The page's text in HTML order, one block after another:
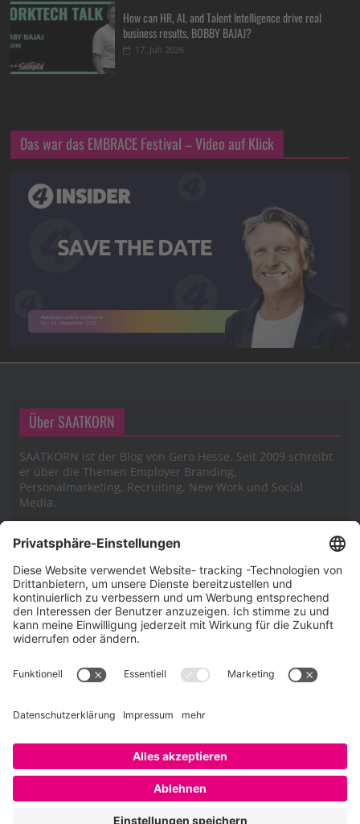
How can HR, AI, and Talent Intelligence drive real
business results, BOBBY BAJAJ?
17. Juli 2026
Das war das EMBRACE Festival – Video auf Klick
Über SAATKORN
SAATKORN ist der Blog von Gero Hesse. Seit 2009 schreibt
er über die Themen Employer Branding,
Personalmarketing, Recruiting, New Work und Social
Media.
Impressum
Impressum
Cookie-Richtlinie (EU)
Copyright © 2026SAATKORN